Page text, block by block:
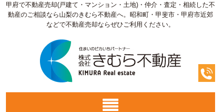
甲府で不動産売却(戸建て・マンション・土地)・仲介・査定・相続した不
動産のご相談なら山梨のきむら不動産へ。昭和町・甲斐市・甲府市近郊
などで不動産売却ならぜひご利用ください。